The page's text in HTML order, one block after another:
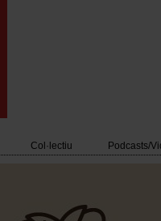
Col·lectiu Podcasts/